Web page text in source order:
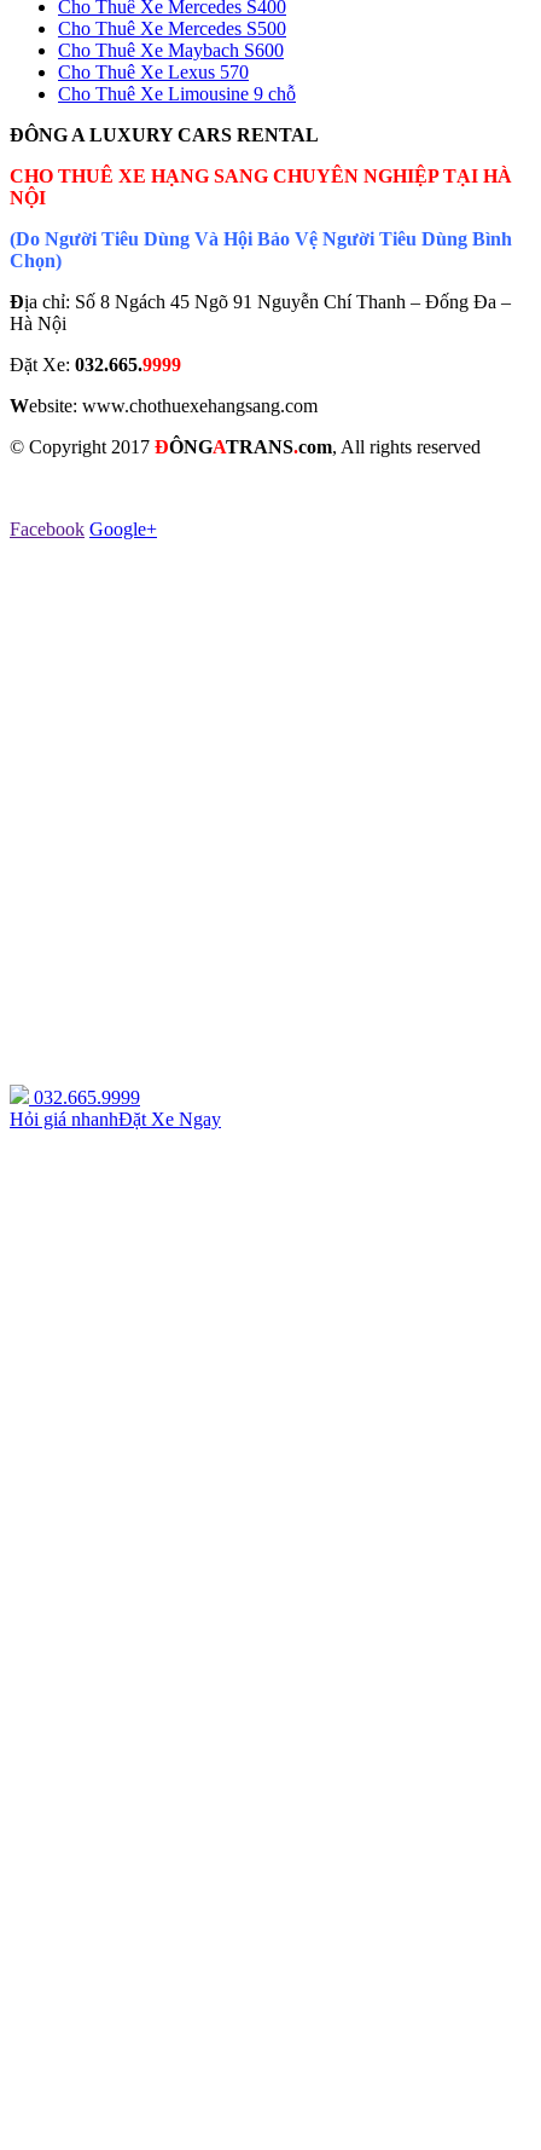
Cho Thuê Xe Mercedes S400
Cho Thuê Xe Mercedes S500
Cho Thuê Xe Maybach S600
Cho Thuê Xe Lexus 570
Cho Thuê Xe Limousine 9 chỗ
ĐÔNG A LUXURY CARS RENTAL
CHO THUÊ XE HẠNG SANG CHUYÊN NGHIỆP TẠI HÀ
NỘI
(Do Người Tiêu Dùng Và Hội Bảo Vệ Người Tiêu Dùng Bình
Chọn)
Địa chỉ: Số 8 Ngách 45 Ngõ 91 Nguyễn Chí Thanh – Đống Đa –
Hà Nội
Đặt Xe: 032.665.9999
Website: www.chothuexehangsang.com
© Copyright 2017 ĐÔNGATRANS.com, All rights reserved
Facebook Google+
032.665.9999
Hỏi giá nhanhĐặt Xe Ngay